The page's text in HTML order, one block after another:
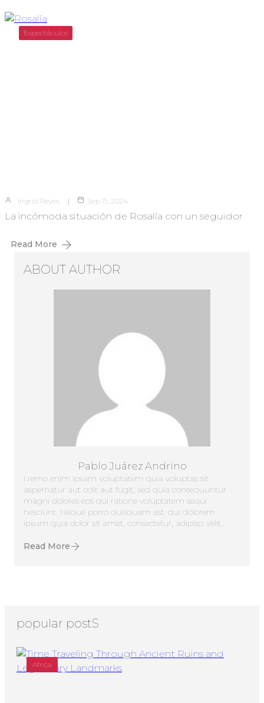
Espectáculos
Ingrid Reyes Sep 15, 2024
La incómoda situación de Rosalía con un seguidor
Read More
ABOUT AUTHOR
Pablo Juárez Andrino
Nemo enim ipsam voluptatem quia voluptas sit
aspernatur aut odit aut fugit, sed quia consequuntur
magni dolores eos qui ratione voluptatem sequi
nesciunt. Neque porro quisquam est, qui dolorem
ipsum quia dolor sit amet, consectetur, adipisci velit...
Read More
popular postS
Africa